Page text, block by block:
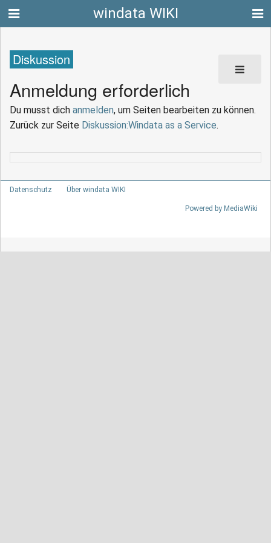
windata WIKI
Diskussion
Anmeldung erforderlich
Du musst dich anmelden, um Seiten bearbeiten zu können.
Zurück zur Seite Diskussion:Windata as a Service.
Datenschutz Über windata WIKI
Powered by MediaWiki